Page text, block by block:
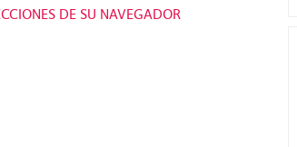
DE SU NAVEGADOR